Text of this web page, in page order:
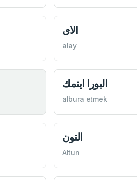
الای
alay
البورا ايتمك
albura etmek
التون
Altun